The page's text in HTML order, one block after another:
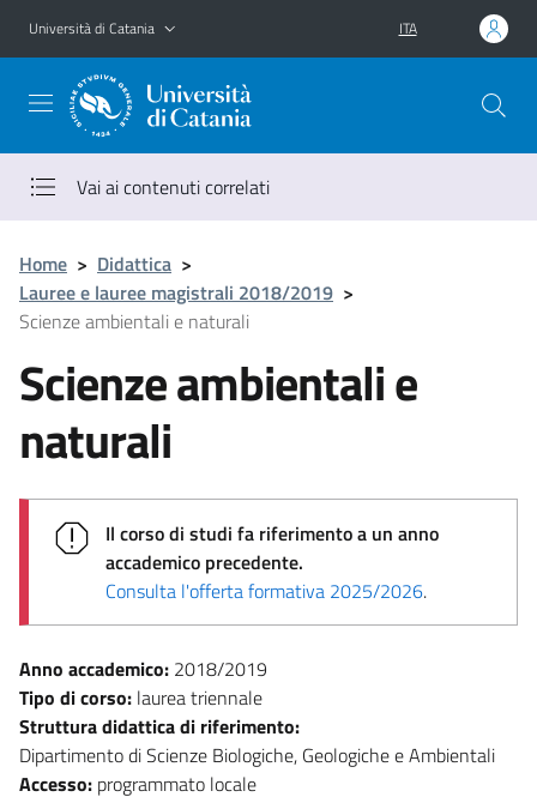
Vai al contenuto principale
Vai al menu di navigazione
Università di Catania ITA
Vai ai contenuti correlati
Home > Didattica >
Lauree e lauree magistrali 2018/2019 >
Scienze ambientali e naturali
Scienze ambientali e
naturali
Il corso di studi fa riferimento a un anno
accademico precedente.
Consulta l'offerta formativa 2025/2026.
Anno accademico: 2018/2019
Tipo di corso: laurea triennale
Struttura didattica di riferimento:
Dipartimento di Scienze Biologiche, Geologiche e Ambientali
Accesso: programmato locale